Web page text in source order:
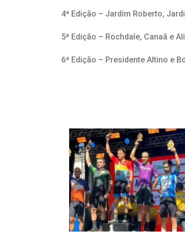
4ª Edição – Jardim Roberto,
5ª Edição – Rochdale, Canaã e
6ª Edição – Presidente Altino e